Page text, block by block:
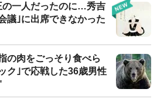
の一人だったのに…秀吉
議｣に出席できなかった
の肉をごっそり食べら
ク｣で応戦した36歳男性